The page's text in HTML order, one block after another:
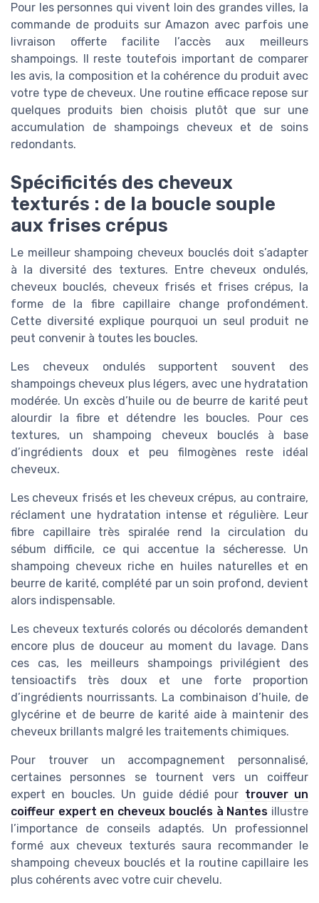
Pour les personnes qui vivent loin des grandes villes, la
commande de produits sur Amazon avec parfois une
livraison offerte facilite l’accès aux meilleurs
shampoings. Il reste toutefois important de comparer
les avis, la composition et la cohérence du produit avec
votre type de cheveux. Une routine efficace repose sur
quelques produits bien choisis plutôt que sur une
accumulation de shampoings cheveux et de soins
redondants.
Spécificités des cheveux
texturés : de la boucle souple
aux frises crépus
Le meilleur shampoing cheveux bouclés doit s’adapter
à la diversité des textures. Entre cheveux ondulés,
cheveux bouclés, cheveux frisés et frises crépus, la
forme de la fibre capillaire change profondément.
Cette diversité explique pourquoi un seul produit ne
peut convenir à toutes les boucles.
Les cheveux ondulés supportent souvent des
shampoings cheveux plus légers, avec une hydratation
modérée. Un excès d’huile ou de beurre de karité peut
alourdir la fibre et détendre les boucles. Pour ces
textures, un shampoing cheveux bouclés à base
d’ingrédients doux et peu filmogènes reste idéal
cheveux.
Les cheveux frisés et les cheveux crépus, au contraire,
réclament une hydratation intense et régulière. Leur
fibre capillaire très spiralée rend la circulation du
sébum difficile, ce qui accentue la sécheresse. Un
shampoing cheveux riche en huiles naturelles et en
beurre de karité, complété par un soin profond, devient
alors indispensable.
Les cheveux texturés colorés ou décolorés demandent
encore plus de douceur au moment du lavage. Dans
ces cas, les meilleurs shampoings privilégient des
tensioactifs très doux et une forte proportion
d’ingrédients nourrissants. La combinaison d’huile, de
glycérine et de beurre de karité aide à maintenir des
cheveux brillants malgré les traitements chimiques.
Pour trouver un accompagnement personnalisé,
certaines personnes se tournent vers un coiffeur
expert en boucles. Un guide dédié pour trouver un
coiffeur expert en cheveux bouclés à Nantes illustre
l’importance de conseils adaptés. Un professionnel
formé aux cheveux texturés saura recommander le
shampoing cheveux bouclés et la routine capillaire les
plus cohérents avec votre cuir chevelu.